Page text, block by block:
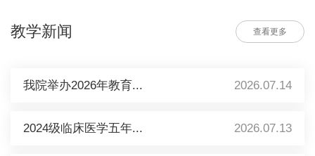
教学新闻 查看更多
我院举办2026年教育... 2026.07.14
2024级临床医学五年... 2026.07.13